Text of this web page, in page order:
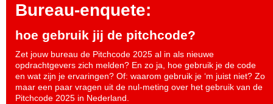
Bureau-enquete:
hoe gebruik jij de pitchcode?
Zet jouw bureau de Pitchcode 2025 al in als nieuwe
opdrachtgevers zich melden? En zo ja, hoe gebruik je de code
en wat zijn je ervaringen? Of: waarom gebruik je ‘m juist niet? Zo
maar een paar vragen uit de nul-meting over het gebruik van de
Pitchcode 2025 in Nederland.